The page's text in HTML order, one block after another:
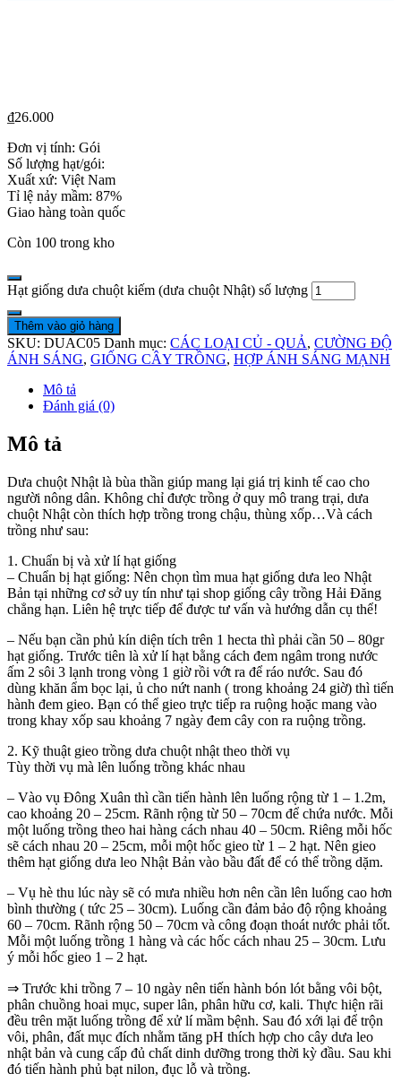
₫26.000
Đơn vị tính: Gói
Số lượng hạt/gói:
Xuất xứ: Việt Nam
Tỉ lệ nảy mầm: 87%
Giao hàng toàn quốc
Còn 100 trong kho
Hạt giống dưa chuột kiếm (dưa chuột Nhật) số lượng
Thêm vào giỏ hàng
SKU: DUAC05 Danh mục: CÁC LOẠI CỦ - QUẢ, CƯỜNG ĐỘ
ÁNH SÁNG, GIỐNG CÂY TRỒNG, HỢP ÁNH SÁNG MẠNH
Mô tả
Đánh giá (0)
Mô tả
Dưa chuột Nhật là bùa thần giúp mang lại giá trị kinh tế cao cho
người nông dân. Không chỉ được trồng ở quy mô trang trại, dưa
chuột Nhật còn thích hợp trồng trong chậu, thùng xốp…Và cách
trồng như sau:
1. Chuẩn bị và xử lí hạt giống
– Chuẩn bị hạt giống: Nên chọn tìm mua hạt giống dưa leo Nhật
Bản tại những cơ sở uy tín như tại shop giống cây trồng Hải Đăng
chẳng hạn. Liên hệ trực tiếp để được tư vấn và hướng dẫn cụ thể!
– Nếu bạn cần phủ kín diện tích trên 1 hecta thì phải cần 50 – 80gr
hạt giống. Trước tiên là xử lí hạt bằng cách đem ngâm trong nước
ấm 2 sôi 3 lạnh trong vòng 1 giờ rồi vớt ra để ráo nước. Sau đó
dùng khăn ẩm bọc lại, ủ cho nứt nanh ( trong khoảng 24 giờ) thì tiến
hành đem gieo. Bạn có thể gieo trực tiếp ra ruộng hoặc mang vào
trong khay xốp sau khoảng 7 ngày đem cây con ra ruộng trồng.
2. Kỹ thuật gieo trồng dưa chuột nhật theo thời vụ
Tùy thời vụ mà lên luống trồng khác nhau
– Vào vụ Đông Xuân thì cần tiến hành lên luống rộng từ 1 – 1.2m,
cao khoảng 20 – 25cm. Rãnh rộng từ 50 – 70cm để chứa nước. Mỗi
một luống trồng theo hai hàng cách nhau 40 – 50cm. Riêng mỗi hốc
sẽ cách nhau 20 – 25cm, mỗi một hốc gieo từ 1 – 2 hạt. Nên gieo
thêm hạt giống dưa leo Nhật Bản vào bầu đất để có thể trồng dặm.
– Vụ hè thu lúc này sẽ có mưa nhiều hơn nên cần lên luống cao hơn
bình thường ( tức 25 – 30cm). Luống cần đảm bảo độ rộng khoảng
60 – 70cm. Rãnh rộng 50 – 70cm và công đoạn thoát nước phải tốt.
Mỗi một luống trồng 1 hàng và các hốc cách nhau 25 – 30cm. Lưu
ý mỗi hốc gieo 1 – 2 hạt.
⇒ Trước khi trồng 7 – 10 ngày nên tiến hành bón lót bằng vôi bột,
phân chuồng hoai mục, super lân, phân hữu cơ, kali. Thực hiện rãi
đều trên mặt luống trồng để xử lí mầm bệnh. Sau đó xới lại để trộn
vôi, phân, đất mục đích nhằm tăng pH thích hợp cho cây dưa leo
nhật bản và cung cấp đủ chất dinh dưỡng trong thời kỳ đầu. Sau khi
đó tiến hành phủ bạt nilon, đục lỗ và trồng.